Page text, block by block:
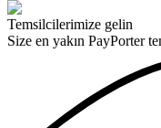
Temsilcilerimize gelin
Size en yakın PayPorter